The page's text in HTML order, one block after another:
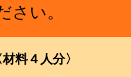
さい。
料４人分〉